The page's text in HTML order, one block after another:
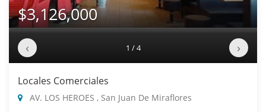
$3,126,000
‹ 1 / 4 ›
Locales Comerciales
AV. LOS HEROES , San Juan De Miraflores